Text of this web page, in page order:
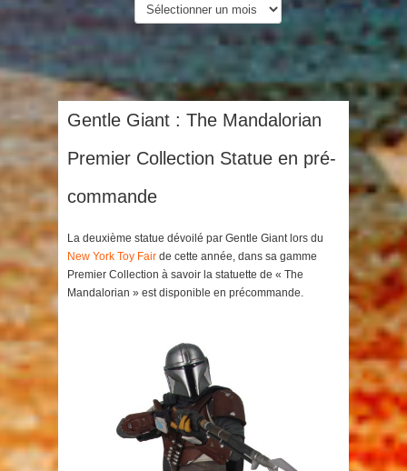
Gentle Giant : The Mandalorian
Premier Collection Statue en pré-
commande
La deuxième statue dévoilé par Gentle Giant lors du
New York Toy Fair de cette année, dans sa gamme
Premier Collection à savoir la statuette de « The
Mandalorian » est disponible en précommande.